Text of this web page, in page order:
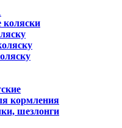
коляски
кормления
шезлонги